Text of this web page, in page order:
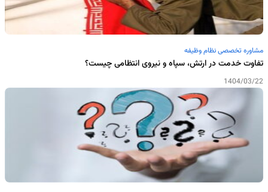
مشاوره تخصصی نظام وظیفه
تفاوت خدمت در ارتش، سپاه و نیروی انتظامی چیست؟
1404/03/22